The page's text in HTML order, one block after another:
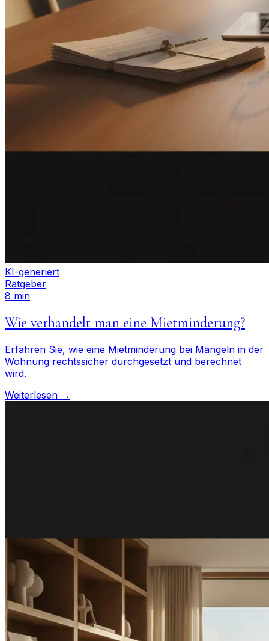
KI-generiert
Ratgeber
8 min
Wie verhandelt man eine Mietminderung?
Erfahren Sie, wie eine Mietminderung bei Mängeln in der
Wohnung rechtssicher durchgesetzt und berechnet
wird.
Weiterlesen →